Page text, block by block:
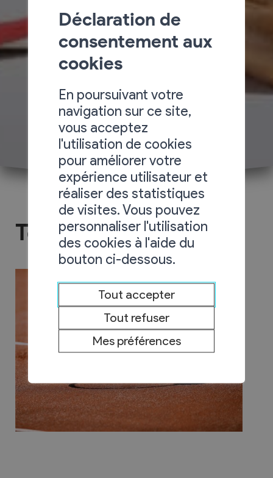
Tennis Club
Déclaration de
consentement aux
cookies
En poursuivant votre
navigation sur ce site,
vous acceptez
l'utilisation de cookies
pour améliorer votre
expérience utilisateur et
réaliser des statistiques
de visites. Vous pouvez
personnaliser l'utilisation
des cookies à l'aide du
bouton ci-dessous.
Tout accepter
Tout refuser
Mes préférences